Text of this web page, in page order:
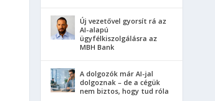
Új vezetővel gyorsít rá az
AI-alapú
ügyfélkiszolgálásra az
MBH Bank
A dolgozók már AI-jal
dolgoznak – de a cégük
nem biztos, hogy tud róla